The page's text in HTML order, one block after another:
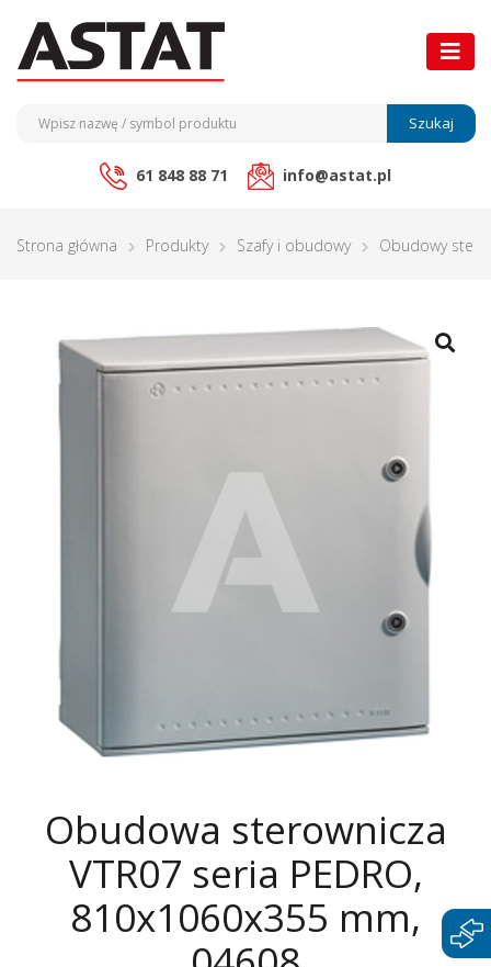
Szukaj
61 848 88 71 info@astat.pl
Strona główna Produkty Szafy i obudowy Obudowy
Obudowa sterownicza
VTR07 seria PEDRO,
810x1060x355 mm,